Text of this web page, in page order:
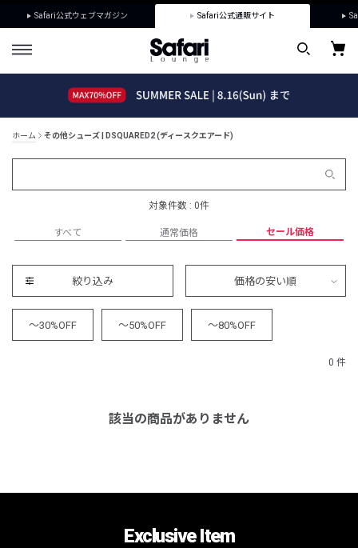
Safari公式ウェブマガジン Safari公式通販サイト
ホーム その他シューズ | DSQUARED2 (ディースクエアード)
対象件数 : 0件
すべて 通常価格 セール価格
絞り込み 価格の安い順
～30%OFF ～50%OFF ～80%OFF
0 件
該当の商品がありません
Exclusive Item